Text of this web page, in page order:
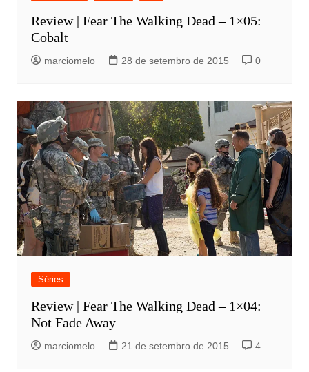
Review | Fear The Walking Dead – 1×05:
Cobalt
marciomelo 28 de setembro de 2015 0
Séries
Review | Fear The Walking Dead – 1×04:
Not Fade Away
marciomelo 21 de setembro de 2015 4